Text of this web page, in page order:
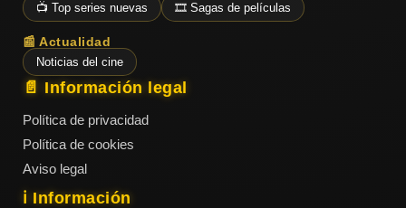
📺 Top series nuevas 🎞️ Sagas de películas
📰 Actualidad
Noticias del cine
📄 Información legal
Política de privacidad
Política de cookies
Aviso legal
ℹ️ Información